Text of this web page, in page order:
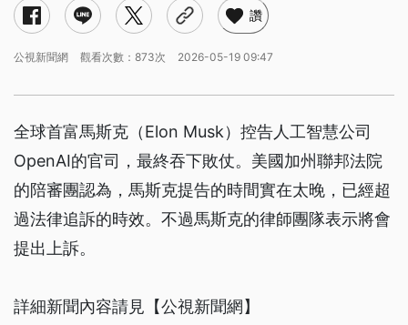
讚
公視新聞網 觀看次數：873次 2026-05-19 09:47
全球首富馬斯克（Elon Musk）控告人工智慧公司
OpenAI的官司，最終吞下敗仗。美國加州聯邦法院
的陪審團認為，馬斯克提告的時間實在太晚，已經超
過法律追訴的時效。不過馬斯克的律師團隊表示將會
提出上訴。
詳細新聞內容請見【公視新聞網】